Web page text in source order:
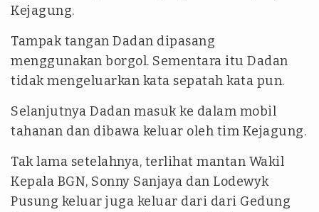
Kejagung.
Tampak tangan Dadan dipasang
menggunakan borgol. Sementara itu Dadan
tidak mengeluarkan kata sepatah kata pun.
Selanjutnya Dadan masuk ke dalam mobil
tahanan dan dibawa keluar oleh tim Kejagung.
Tak lama setelahnya, terlihat mantan Wakil
Kepala BGN, Sonny Sanjaya dan Lodewyk
Pusung keluar juga keluar dari dari Gedung